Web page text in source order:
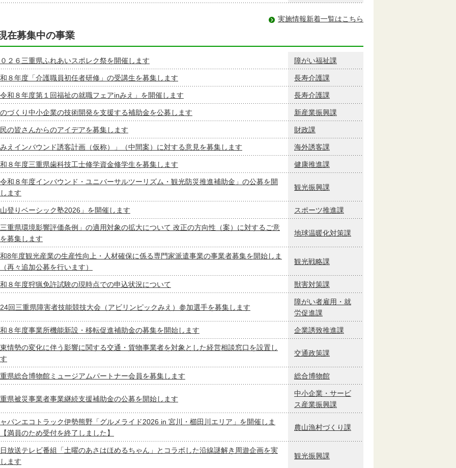
実施情報新着一覧はこちら
在募集中の事業
２６三重県ふれあいスポレク祭を開催します 障がい福祉課
８年度「介護職員初任者研修」の受講生を募集します 長寿介護課
和８年度第１回福祉の就職フェアinみえ」を開催します 長寿介護課
づくり中小企業の技術開発を支援する補助金を公募します 新産業振興課
の皆さんからのアイデアを募集します 財政課
えインバウンド誘客計画（仮称）」（中間案）に対する意見を募集します 海外誘客課
８年度三重県歯科技工士修学資金修学生を募集します 健康推進課
和８年度インバウンド・ユニバーサルツーリズム・観光防災推進補助金」の公募を開
ます
観光振興課
登りベーシック塾2026」を開催します スポーツ推進課
重県環境影響評価条例」の適用対象の拡大について 改正の方向性（案）に対するご意
募集します
地球温暖化対策課
8年度観光産業の生産性向上・人材確保に係る専門家派遣事業の事業者募集を開始しま
再々追加公募を行います）
観光戦略課
８年度狩猟免許試験の現時点での申込状況について 獣害対策課
回三重県障害者技能競技大会（アビリンピックみえ）参加選手を募集します
障がい者雇用・就
労促進課
８年度事業所機能新設・移転促進補助金の募集を開始します 企業誘致推進課
情勢の変化に伴う影響に関する交通・貨物事業者を対象とした経営相談窓口を設置し
交通政策課
県総合博物館ミュージアムパートナー会員を募集します 総合博物館
県被災事業者事業継続支援補助金の公募を開始します
中小企業・サービ
ス産業振興課
パンエコトラック伊勢熊野「グルメライド2026 in 宮川・櫛田川エリア」を開催しま
満員のため受付を終了しました】
農山漁村づくり課
放送テレビ番組「土曜のあさはほめるちゃん」とコラボした沿線謎解き周遊企画を実
ます
観光振興課